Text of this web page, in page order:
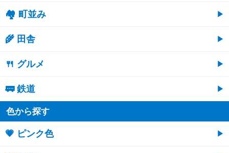
🏘 町並み
🌾 田舎
🍴 グルメ
🚃 鉄道
色から探す
💗 ピンク色